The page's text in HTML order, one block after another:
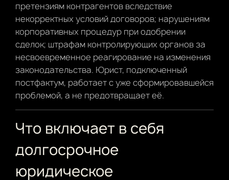
претензиям контрагентов вследствие
некорректных условий договоров; нарушениям
корпоративных процедур при одобрении
сделок; штрафам контролирующих органов за
несвоевременное реагирование на изменения
законодательства. Юрист, подключенный
постфактум, работает с уже сформировавшейся
проблемой, а не предотвращает её.
Что включает в себя
долгосрочное
юридическое